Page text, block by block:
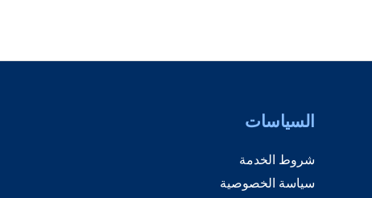
السياسات
شروط الخدمة
سياسة الخصوصية